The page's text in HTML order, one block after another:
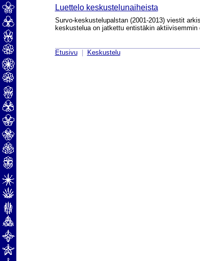
Luettelo keskustelunaiheista
Survo-keskustelupalstan (2001-2013) viestit
keskustelua on jatkettu entistäkin aktiivisemmin
Etusivu| Keskustelu